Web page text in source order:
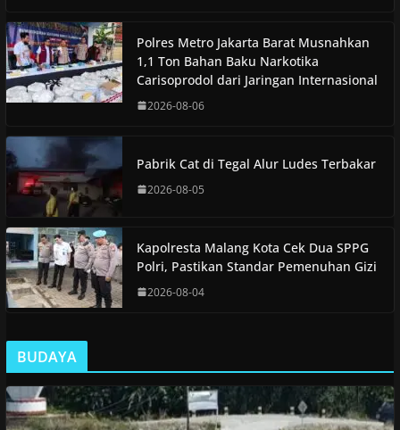
Polres Metro Jakarta Barat Musnahkan
1,1 Ton Bahan Baku Narkotika
Carisoprodol dari Jaringan Internasional
2026-08-06
Pabrik Cat di Tegal Alur Ludes Terbakar
2026-08-05
Kapolresta Malang Kota Cek Dua SPPG
Polri, Pastikan Standar Pemenuhan Gizi
2026-08-04
BUDAYA